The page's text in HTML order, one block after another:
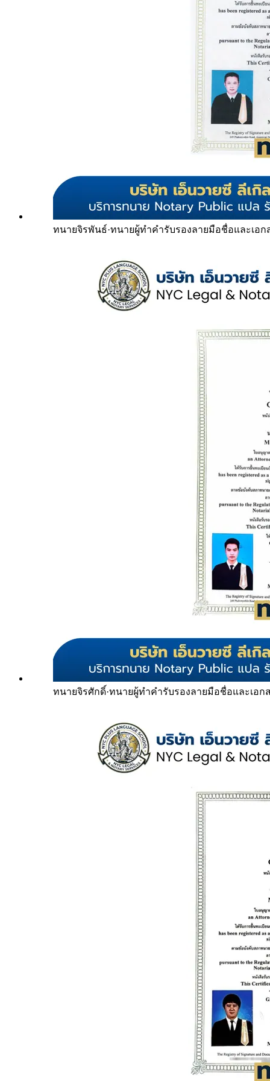
ทนายจิรพันธ์·ทนายผู้ทำคำรับรองลายมือชื่อและเอก
ทนายจิรศักดิ์·ทนายผู้ทำคำรับรองลายมือชื่อและเอก